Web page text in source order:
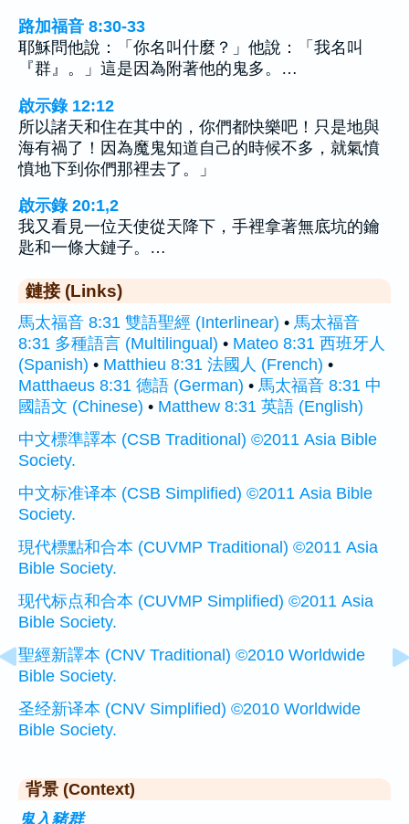
路加福音 8:30-33
耶穌問他說：「你名叫什麼？」他說：「我名叫
『群』。」這是因為附著他的鬼多。…
啟示錄 12:12
所以諸天和住在其中的，你們都快樂吧！只是地與
海有禍了！因為魔鬼知道自己的時候不多，就氣憤
憤地下到你們那裡去了。」
啟示錄 20:1,2
我又看見一位天使從天降下，手裡拿著無底坑的鑰
匙和一條大鏈子。…
鏈接 (Links)
馬太福音 8:31 雙語聖經 (Interlinear) • 馬太福音
8:31 多種語言 (Multilingual) • Mateo 8:31 西班牙人
(Spanish) • Matthieu 8:31 法國人 (French) •
Matthaeus 8:31 德語 (German) • 馬太福音 8:31 中
國語文 (Chinese) • Matthew 8:31 英語 (English)
中文標準譯本 (CSB Traditional) ©2011 Asia Bible
Society.
中文标准译本 (CSB Simplified) ©2011 Asia Bible
Society.
現代標點和合本 (CUVMP Traditional) ©2011 Asia
Bible Society.
现代标点和合本 (CUVMP Simplified) ©2011 Asia
Bible Society.
聖經新譯本 (CNV Traditional) ©2010 Worldwide
Bible Society.
圣经新译本 (CNV Simplified) ©2010 Worldwide
Bible Society.
背景 (Context)
鬼入豬群